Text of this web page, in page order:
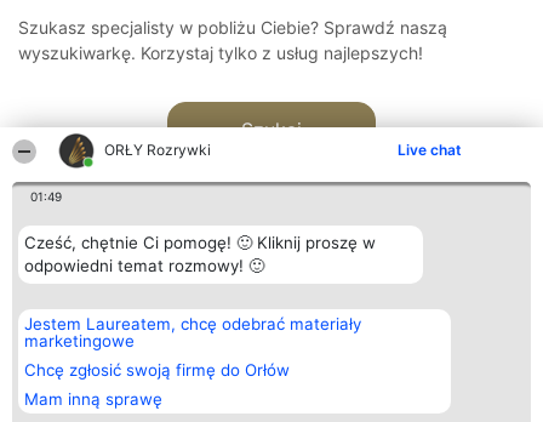
ORŁY Rozrywki Live chat
01:49
Cześć, chętnie Ci pomogę! 🙂 Kliknij proszę w
odpowiedni temat rozmowy! 🙂
Jestem Laureatem, chcę odebrać materiały
marketingowe
Chcę zgłosić swoją firmę do Orłów
Mam inną sprawę
Szukasz specjalisty w pobliżu Ciebie? Sprawdź naszą
wyszukiwarkę. Korzystaj tylko z usług najlepszych!
Szukaj
Organizator plebiscytu
Bright Side Solutions sp. z o.
o. sp. k.
ul. Ruska 22
Wrocław 50-079
KRS 0000749100 | Regon
381313360 | NIP 8943132676
Plebiscyt
Laureaci
wszystkich
Laureatów
Regulamin
Kontakt
Kontakt